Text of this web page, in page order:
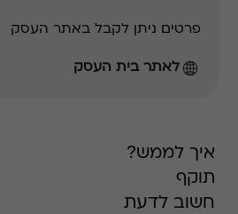
פרטים ניתן לקבל באתר העסק
לאתר בית העסק
איך לממש?
תוקף
חשוב לדעת